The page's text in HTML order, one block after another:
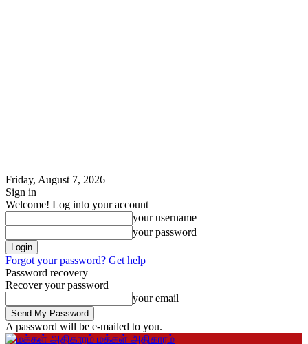
Friday, August 7, 2026
Sign in
Welcome! Log into your account
your username
your password
Forgot your password? Get help
Password recovery
Recover your password
your email
A password will be e-mailed to you.
மக்கள் அதிகாரம்